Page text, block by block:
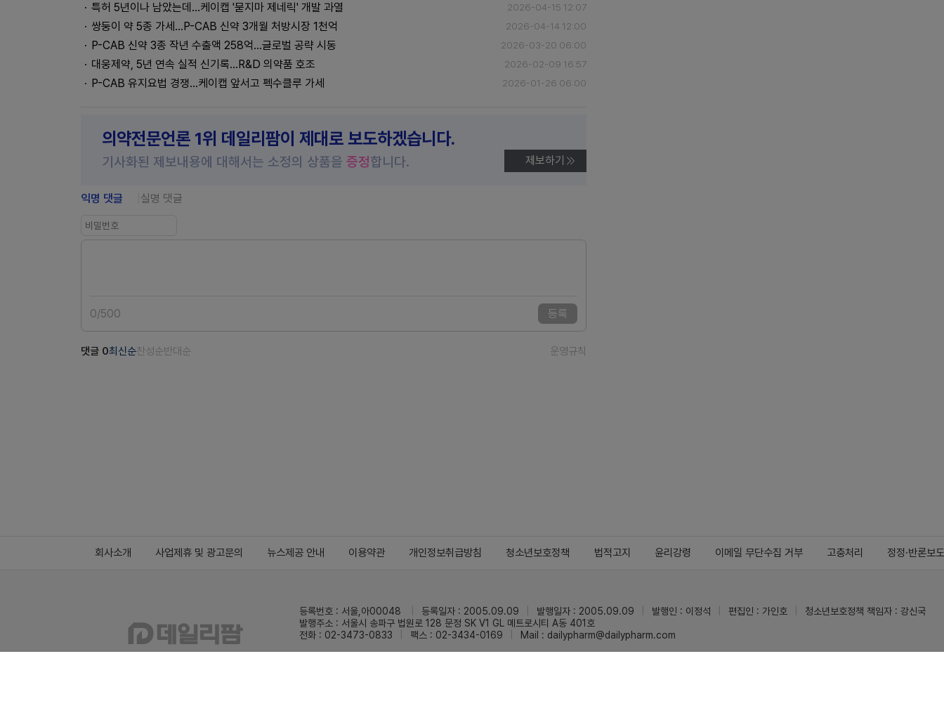
특허 5년이나 남았는데…케이캡 '묻지마 제네릭' 개발 과열 2026-04-15 12:07
쌍둥이 약 5종 가세…P-CAB 신약 3개월 처방시장 1천억 2026-04-14 12:00
P-CAB 신약 3종 작년 수출액 258억…글로벌 공략 시동 2026-03-20 06:00
대웅제약, 5년 연속 실적 신기록…R&D 의약품 호조 2026-02-09 16:57
P-CAB 유지요법 경쟁…케이캡 앞서고 펙수클루 가세 2026-01-26 06:00
의약전문언론 1위 데일리팜이 제대로 보도하겠습니다.
기사화된 제보내용에 대해서는 소정의 상품을 증정합니다. 제보하기
익명 댓글 실명 댓글
0/500 등록
댓글 0최신순찬성순반대순 운영규칙
회사소개 사업제휴 및 광고문의 뉴스제공 안내 이용약관 개인정보취급방침 청소년보호정책 법적고지 윤리강령 이메일 무단수집 거부 고충처리 정정·반론보도
등록번호 : 서울,아00048 등록일자 : 2005.09.09 발행일자 : 2005.09.09 발행인 : 이정석 편집인 : 가인호
청소년보호정책 책임자 : 강신국
발행주소 : 서울시 송파구 법원로 128 문정 SK V1 GL 메트로시티 A동 401호
전화 : 02-3473-0833
팩스 : 02-3434-0169 Mail : dailypharm@dailypharm.com